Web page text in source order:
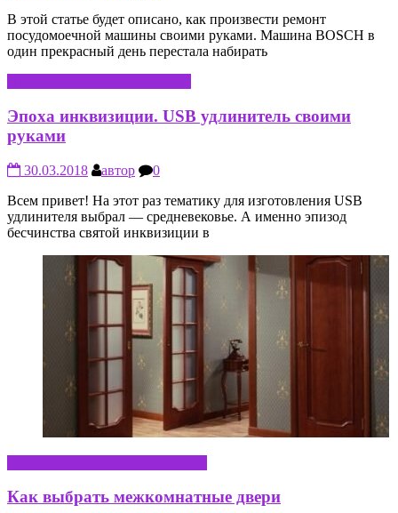
В этой статье будет описано, как произвести ремонт
посудомоечной машины своими руками. Машина BOSCH в
один прекрасный день перестала набирать
Эпоха инквизиции. USB удлинитель своими
руками
30.03.2018 автор
0
Всем привет! На этот раз тематику для изготовления USB
удлинителя выбрал — средневековье. А именно эпизод
бесчинства святой инквизиции в
Как выбрать межкомнатные двери